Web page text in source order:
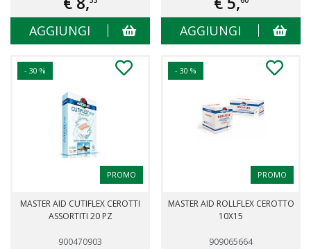
AGGIUNGI AGGIUNGI
- 30 %
PROMO
MASTER AID CUTIFLEX CEROTTI
ASSORTITI 20 PZ
900470903
- 30 %
PROMO
MASTER AID ROLLFLEX CEROTTO
10X15
909065664